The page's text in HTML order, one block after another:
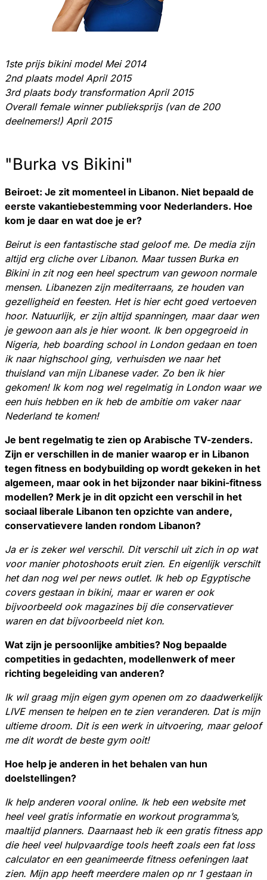
1ste prijs bikini model Mei 2014
2nd plaats model April 2015
3rd plaats body transformation April 2015
Overall female winner publieksprijs (van de 200
deelnemers!) April 2015
"Burka vs Bikini"
Beiroet: Je zit momenteel in Libanon. Niet bepaald de
eerste vakantiebestemming voor Nederlanders. Hoe
kom je daar en wat doe je er?
Beirut is een fantastische stad geloof me. De media zijn
altijd erg cliche over Libanon. Maar tussen Burka en
Bikini in zit nog een heel spectrum van gewoon normale
mensen. Libanezen zijn mediterraans, ze houden van
gezelligheid en feesten. Het is hier echt goed vertoeven
hoor. Natuurlijk, er zijn altijd spanningen, maar daar wen
je gewoon aan als je hier woont. Ik ben opgegroeid in
Nigeria, heb boarding school in London gedaan en toen
ik naar highschool ging, verhuisden we naar het
thuisland van mijn Libanese vader. Zo ben ik hier
gekomen! Ik kom nog wel regelmatig in London waar we
een huis hebben en ik heb de ambitie om vaker naar
Nederland te komen!
Je bent regelmatig te zien op Arabische TV-zenders.
Zijn er verschillen in de manier waarop er in Libanon
tegen fitness en bodybuilding op wordt gekeken in het
algemeen, maar ook in het bijzonder naar bikini-fitness
modellen? Merk je in dit opzicht een verschil in het
sociaal liberale Libanon ten opzichte van andere,
conservatievere landen rondom Libanon?
Ja er is zeker wel verschil. Dit verschil uit zich in op wat
voor manier photoshoots eruit zien. En eigenlijk verschilt
het dan nog wel per news outlet. Ik heb op Egyptische
covers gestaan in bikini, maar er waren er ook
bijvoorbeeld ook magazines bij die conservatiever
waren en dat bijvoorbeeld niet kon.
Wat zijn je persoonlijke ambities? Nog bepaalde
competities in gedachten, modellenwerk of meer
richting begeleiding van anderen?
Ik wil graag mijn eigen gym openen om zo daadwerkelijk
LIVE mensen te helpen en te zien veranderen. Dat is mijn
ultieme droom. Dit is een werk in uitvoering, maar geloof
me dit wordt de beste gym ooit!
Hoe help je anderen in het behalen van hun
doelstellingen?
Ik help anderen vooral online. Ik heb een website met
heel veel gratis informatie en workout programma’s,
maaltijd planners. Daarnaast heb ik een gratis fitness app
die heel veel hulpvaardige tools heeft zoals een fat loss
calculator en een geanimeerde fitness oefeningen laat
zien. Mijn app heeft meerdere malen op nr 1 gestaan in